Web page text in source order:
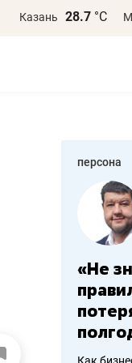
Казань 28.7 °С
персона
«Не